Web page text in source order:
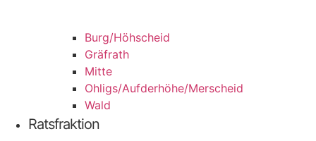
Burg/​Höhscheid
Grä­f­rath
Mit­te
Ohligs/​Aufderhöhe/​Merscheid
Wald
Ratsfraktion